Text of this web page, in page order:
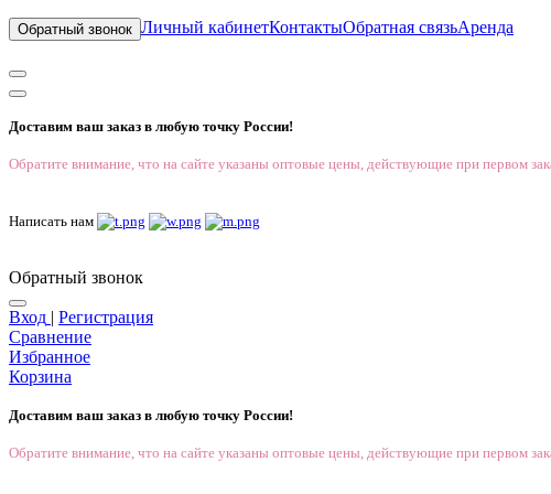
Обратный звонок Личный кабинетКонтактыОбратная связьАренда
Доставим ваш заказ в любую точку России!
Обратите внимание, что на сайте указаны оптовые цены, действующие при первом
Написать нам
Обратный звонок
Вход | Регистрация
Сравнение
Избранное
Корзина
Доставим ваш заказ в любую точку России!
Обратите внимание, что на сайте указаны оптовые цены, действующие при первом